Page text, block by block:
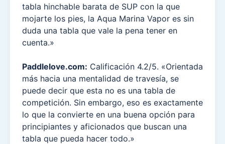
tabla hinchable barata de SUP con la que
mojarte los pies, la Aqua Marina Vapor es sin
duda una tabla que vale la pena tener en
cuenta.»
Paddlelove.com: Calificación 4.2/5. «Orientada
más hacia una mentalidad de travesía, se
puede decir que esta no es una tabla de
competición. Sin embargo, eso es exactamente
lo que la convierte en una buena opción para
principiantes y aficionados que buscan una
tabla que pueda hacer todo.»